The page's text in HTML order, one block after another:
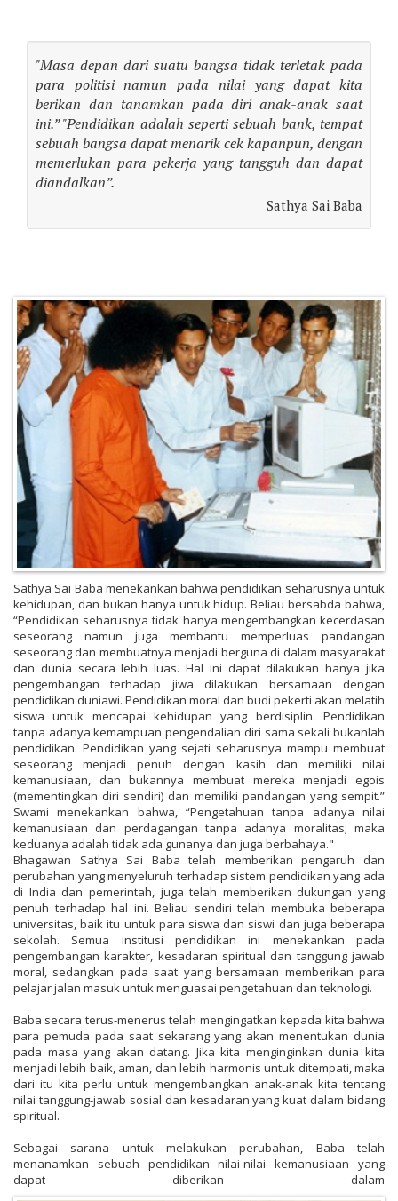
"Masa depan dari suatu bangsa tidak terletak pada
para politisi namun pada nilai yang dapat kita
berikan dan tanamkan pada diri anak-anak saat
ini.” "Pendidikan adalah seperti sebuah bank, tempat
sebuah bangsa dapat menarik cek kapanpun, dengan
memerlukan para pekerja yang tangguh dan ​dapat
diandalkan”.
Sathya Sai Baba
Sathya Sai Baba menekankan bahwa pendidikan seharusnya untuk
kehidupan, dan bukan hanya untuk hidup. Beliau bersabda bahwa,
“Pendidikan seharusnya tidak hanya mengembangkan kecerdasan
seseorang namun juga membantu memperluas pandangan
seseorang dan membuatnya menjadi berguna di dalam masyarakat
dan dunia secara lebih luas. Hal ini dapat dilakukan hanya jika
pengembangan terhadap jiwa dilakukan bersamaan dengan
pendidikan duniawi. Pendidikan moral dan budi pekerti akan melatih
siswa untuk mencapai kehidupan yang berdisiplin. Pendidikan
tanpa adanya kemampuan pengendalian diri sama sekali bukanlah
pendidikan. Pendidikan yang sejati seharusnya mampu membuat
seseorang menjadi penuh dengan kasih dan memiliki nilai
kemanusiaan, dan bukannya membuat mereka menjadi egois
(mementingkan diri sendiri) dan memiliki pandangan yang sempit.”
Swami menekankan bahwa, “Pengetahuan tanpa adanya nilai
kemanusiaan dan perdagangan tanpa adanya moralitas; maka
keduanya adalah tidak ada gunanya dan juga berbahaya."
Bhagawan Sathya Sai Baba telah memberikan pengaruh dan
perubahan yang menyeluruh terhadap sistem pendidikan yang ada
di India dan pemerintah, juga telah memberikan dukungan yang
penuh terhadap hal ini. Beliau sendiri telah membuka beberapa
universitas, baik itu untuk para siswa dan siswi dan juga beberapa
sekolah. Semua institusi pendidikan ini menekankan pada
pengembangan karakter, kesadaran spiritual dan tanggung jawab
moral, sedangkan pada saat yang bersamaan memberikan para
pelajar jalan masuk untuk menguasai pengetahuan dan teknologi.
Baba secara terus-menerus telah mengingatkan kepada kita bahwa
para pemuda pada saat sekarang yang akan menentukan dunia
pada masa yang akan datang. Jika kita menginginkan dunia kita
menjadi lebih baik, aman, dan lebih harmonis untuk ditempati, maka
dari itu kita perlu untuk mengembangkan anak-anak kita tentang
nilai tanggung-jawab sosial dan kesadaran yang kuat dalam bidang
spiritual.
Sebagai sarana untuk melakukan perubahan, Baba telah
menanamkan sebuah pendidikan nilai-nilai kemanusiaan yang
dapat diberikan dalam​